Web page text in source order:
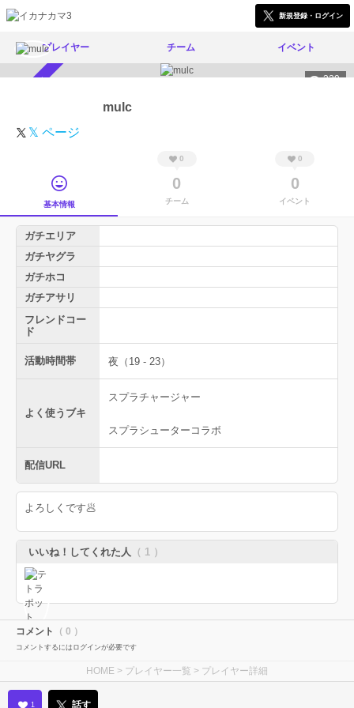
新規登録・ログイン
プレイヤー チーム イベント
329
mulc
𝕏 ページ
基本情報
0
0
チーム
0
0
イベント
ガチエリア
ガチヤグラ
ガチホコ
ガチアサリ
フレンドコー
ド
活動時間帯 夜（19 - 23）
よく使うブキ
スプラチャージャー
スプラシューターコラボ
配信URL
よろしくです🥟
いいね！してくれた人 （ 1 ）
コメント （ 0 ）
コメントするにはログインが必要です
HOME > プレイヤー一覧 > プレイヤー詳細
1 話す